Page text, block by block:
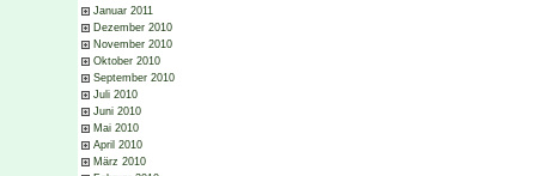
Januar 2011
Dezember 2010
November 2010
Oktober 2010
September 2010
Juli 2010
Juni 2010
Mai 2010
April 2010
März 2010